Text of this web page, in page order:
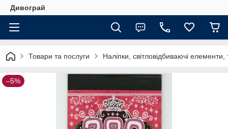
Дивограй
Товари та послуги Наліпки, світловідбиваючі
–5%